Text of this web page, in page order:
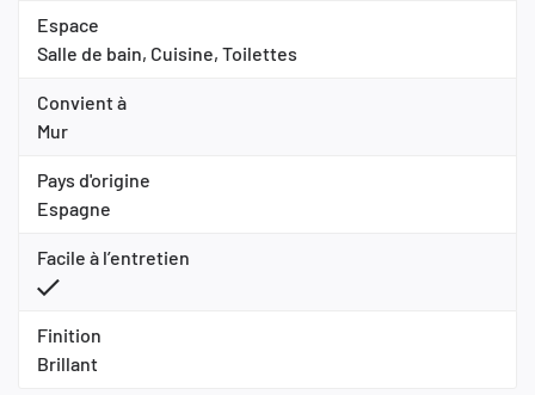
Espace
Salle de bain, Cuisine, Toilettes
Convient à
Mur
Pays d'origine
Espagne
Facile à l’entretien
Finition
Brillant